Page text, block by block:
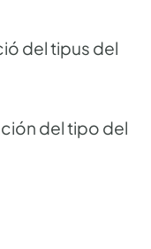
del tipus del
del tipo del